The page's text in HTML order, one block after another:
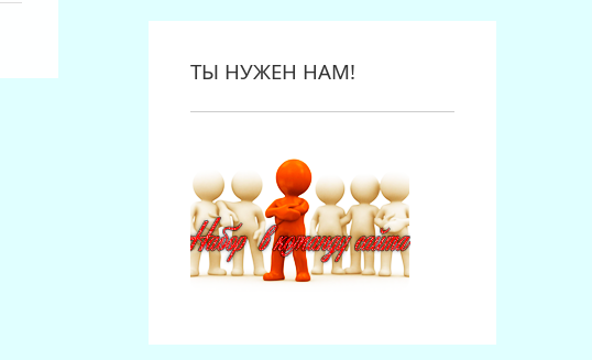
ТЫ НУЖЕН НАМ!